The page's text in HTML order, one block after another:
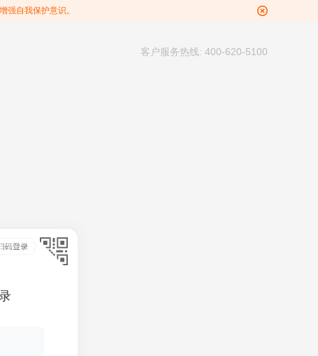
强自我保护意识。
客户服务热线: 400-620-5100